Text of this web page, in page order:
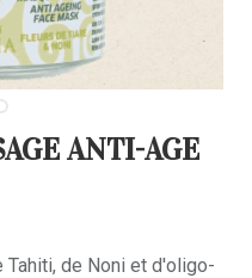
ANTI-AGE
Tahiti, de Noni et d'oligo-